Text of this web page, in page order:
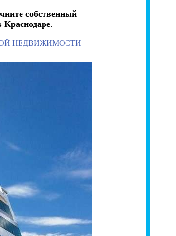
собственный
Краснодаре.
НЕДВИЖИМОСТИ